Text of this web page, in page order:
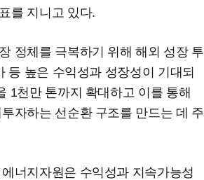
를 지니고 있다.
정체를 극복하기 위해 해외 성장 투
등 높은 수익성과 성장성이 기대되
1천만 톤까지 확대하고 이를 통해
자하는 선순환 구조를 만드는 데 주
너지자원은 수익성과 지속가능성